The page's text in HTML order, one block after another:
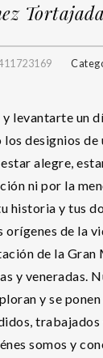
y levantarte un
los designios de
alegre,
ni por la
historia y tus
orígenes de la
de la Gran
y veneradas.
y se
trabajados
somos y